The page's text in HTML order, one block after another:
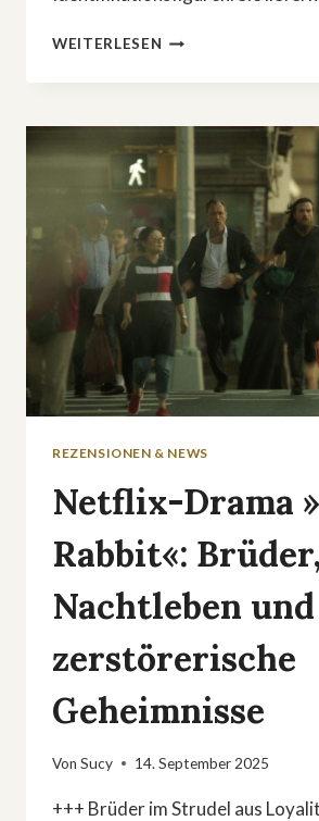
WEITERLESEN SO
STARTET
ISLAND
VIP«
1,769
MIO.
VIEWS!
REZENSIONEN & NEWS
Netflix-Drama
Rabbit«: Brüder,
Nachtleben und
zerstörerische
Geheimnisse
Von Sucy 14. September 2025
+++ Brüder im Strudel aus